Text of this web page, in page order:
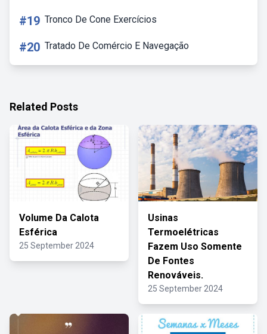
#19 Tronco De Cone Exercícios
#20 Tratado De Comércio E Navegação
Related Posts
Volume Da Calota
Esférica
25 September 2024
Usinas
Termoelétricas
Fazem Uso Somente
De Fontes
Renováveis.
25 September 2024